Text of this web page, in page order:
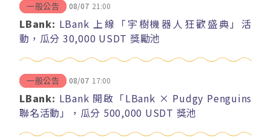
一般公告 08/07 21:00
LBank: LBank 上線「宇樹機器人狂歡盛典」活
動，瓜分 30,000 USDT 獎勵池
一般公告 08/07 17:00
LBank: LBank 開啟「LBank × Pudgy Penguins
聯名活動」，瓜分 500,000 USDT 獎池